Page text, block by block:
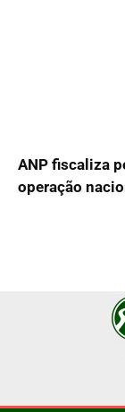
ANP fiscaliza
operação